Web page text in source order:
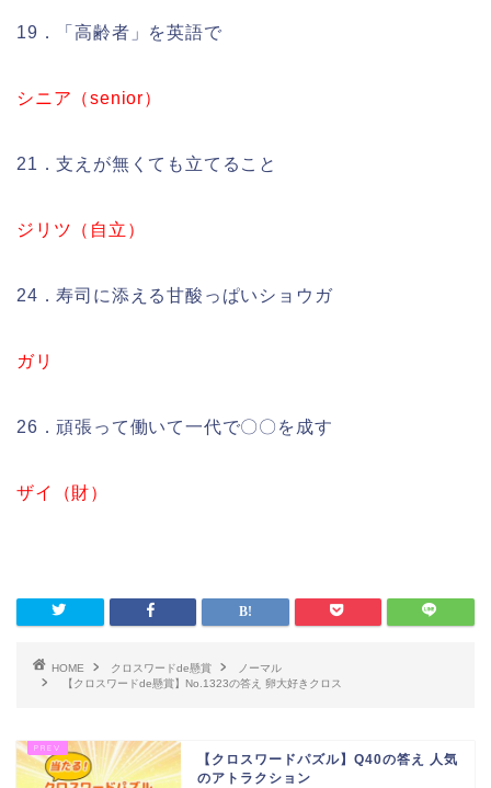
19．「高齢者」を英語で
シニア（senior）
21．支えが無くても立てること
ジリツ（自立）
24．寿司に添える甘酸っぱいショウガ
ガリ
26．頑張って働いて一代で〇〇を成す
ザイ（財）
HOME クロスワードde懸賞
ノーマル
【クロスワードde懸賞】No.1323の答え 卵大好きクロス
【クロスワードパズル】Q40の答え 人気
のアトラクション